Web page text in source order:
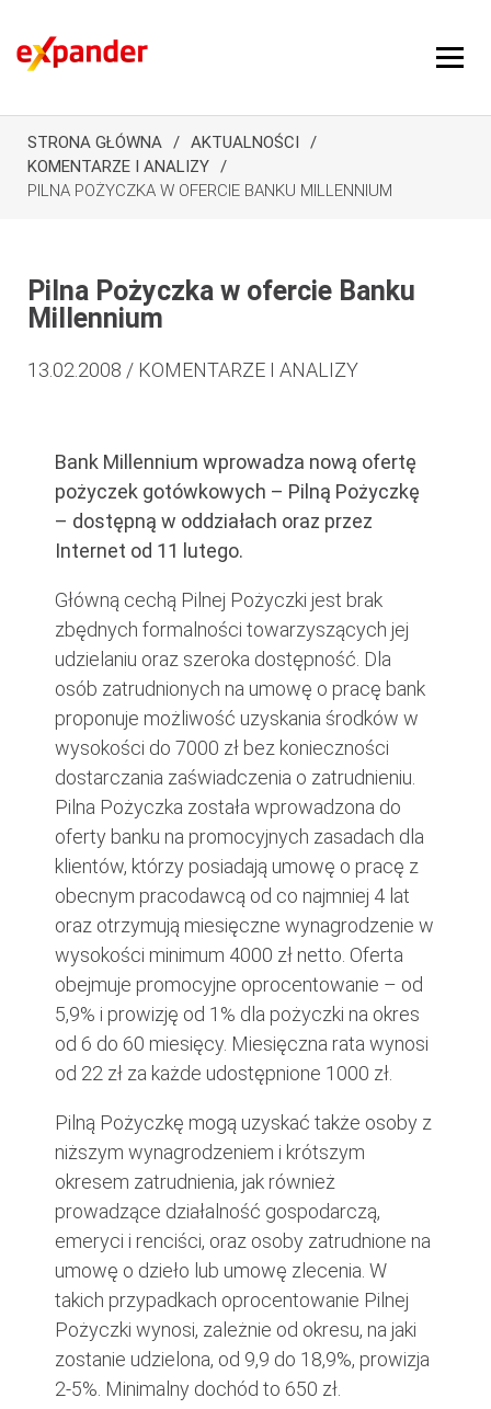
STRONA GŁÓWNA
AKTUALNOŚCI
KOMENTARZE I ANALIZY
PILNA POŻYCZKA W OFERCIE BANKU MILLENNIUM
Pilna Pożyczka w ofercie Banku
Millennium
13.02.2008 / KOMENTARZE I ANALIZY
Bank Millennium wprowadza nową ofertę
pożyczek gotówkowych – Pilną Pożyczkę
– dostępną w oddziałach oraz przez
Internet od 11 lutego.
Główną cechą Pilnej Pożyczki jest brak
zbędnych formalności towarzyszących jej
udzielaniu oraz szeroka dostępność. Dla
osób zatrudnionych na umowę o pracę bank
proponuje możliwość uzyskania środków w
wysokości do 7000 zł bez konieczności
dostarczania zaświadczenia o zatrudnieniu.
Pilna Pożyczka została wprowadzona do
oferty banku na promocyjnych zasadach dla
klientów, którzy posiadają umowę o pracę z
obecnym pracodawcą od co najmniej 4 lat
oraz otrzymują miesięczne wynagrodzenie w
wysokości minimum 4000 zł netto. Oferta
obejmuje promocyjne oprocentowanie – od
5,9% i prowizję od 1% dla pożyczki na okres
od 6 do 60 miesięcy. Miesięczna rata wynosi
od 22 zł za każde udostępnione 1000 zł.
Pilną Pożyczkę mogą uzyskać także osoby z
niższym wynagrodzeniem i krótszym
okresem zatrudnienia, jak również
prowadzące działalność gospodarczą,
emeryci i renciści, oraz osoby zatrudnione na
umowę o dzieło lub umowę zlecenia. W
takich przypadkach oprocentowanie Pilnej
Pożyczki wynosi, zależnie od okresu, na jaki
zostanie udzielona, od 9,9 do 18,9%, prowizja
2-5%. Minimalny dochód to 650 zł.